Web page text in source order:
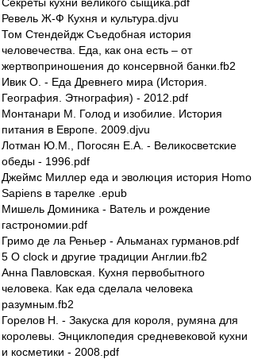
Ревель Ж-Ф Кухня и культура.djvu
Том Стендейдж Съедобная история
человечества. Еда, как она есть – от
жертвоприношения до консервной банки.fb2
Ивик О. - Еда Древнего мира (История.
География. Этнография) - 2012.pdf
Монтанари М. Голод и изобилие. История
питания в Европе. 2009.djvu
Лотман Ю.М., Погосян Е.А. - Великосветские
обеды - 1996.pdf
Джеймс Миллер еда и эволюция история Homo
Sapiens в тарелке .epub
Мишель Доминика - Ватель и рождение
гастрономии.pdf
Гримо де ла Реньер - Альманах гурманов.pdf
5 O clock и другие традиции Англии.fb2
Анна Павловская. Кухня первобытного
человека. Как еда сделала человека
разумным.fb2
Горелов Н. - Закуска для короля, румяна для
королевы. Энциклопедия средневековой кухни
и косметики - 2008.pdf